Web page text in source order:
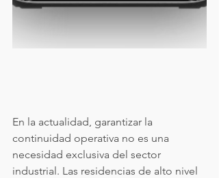
En la actualidad, garantizar la
continuidad operativa no es una
necesidad exclusiva del sector
industrial. Las residencias de alto nivel